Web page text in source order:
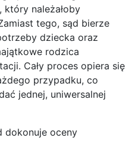
który należałoby
tego, sąd bierze
dziecka oraz
rodzica
Cały proces opiera się
przypadku, co
jednej, uniwersalnej
dokonuje oceny